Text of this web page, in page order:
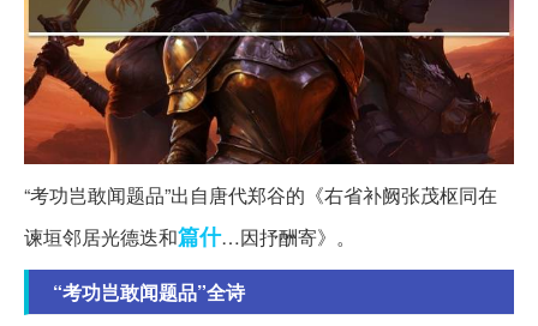
“考功岂敢闻题品”出自唐代郑谷的《右省补阙张茂枢同在
谏垣邻居光德迭和篇什…因抒酬寄》。
“考功岂敢闻题品”全诗